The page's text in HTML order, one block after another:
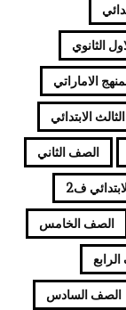
الثانوي
الاماراتي
الابتدائي
الصف الثاني
ف2
الصف الخامس
الصف السادس